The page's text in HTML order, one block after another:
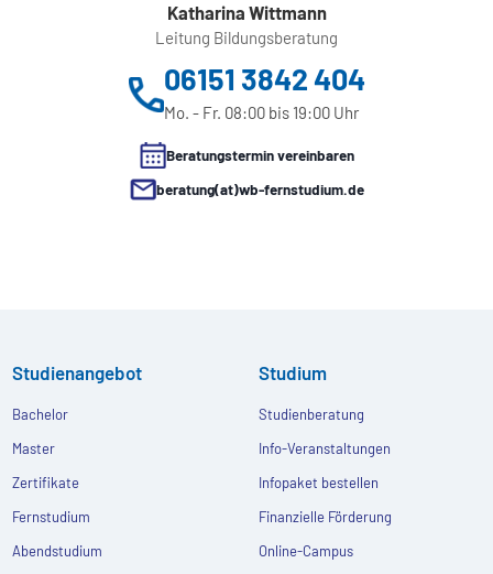
Katharina Wittmann
Leitung Bildungsberatung
06151 3842 404
Mo. - Fr. 08:00 bis 19:00 Uhr
Beratungstermin vereinbaren
beratung(at)wb-fernstudium.de
Studienangebot
Bachelor
Master
Zertifikate
Fernstudium
Abendstudium
Studium
Studienberatung
Info-Veranstaltungen
Infopaket bestellen
Finanzielle Förderung
Online-Campus